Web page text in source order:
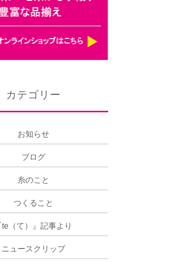
カテゴリー
お知らせ
ブログ
糸のこと
つくること
te（て）』記事より
ニュースクリップ